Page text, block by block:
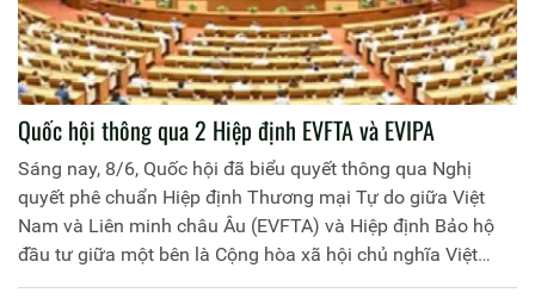
Quốc hội thông qua 2 Hiệp định EVFTA và EVIPA
Sáng nay, 8/6, Quốc hội đã biểu quyết thông qua Nghị
quyết phê chuẩn Hiệp định Thương mại Tự do giữa Việt
Nam và Liên minh châu Âu (EVFTA) và Hiệp định Bảo hộ
đầu tư giữa một bên là Cộng hòa xã hội chủ nghĩa Việt
Nam với một bên là Liên minh châu Âu và các nước thành